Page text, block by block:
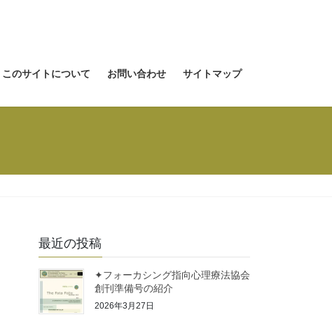
このサイトについて お問い合わせ サイトマップ
最近の投稿
✦フォーカシング指向心理療法協会
創刊準備号の紹介
2026年3月27日